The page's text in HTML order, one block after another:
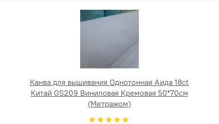
Канва для вышивания Однотонная Аида 18ct
Китай GS209 Виниловая Кремовая 50*70см
(Метражом)